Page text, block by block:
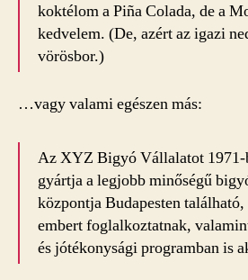
koktélom a Piña Colada, de a
kedvelem. (De, azért az igazi
vörösbor.)
…vagy valami egészen más:
Az XYZ Bigyó Vállalatot 1971-
gyártja a legjobb minőségű
központja Budapesten
embert foglalkoztatnak,
és jótékonysági programban is